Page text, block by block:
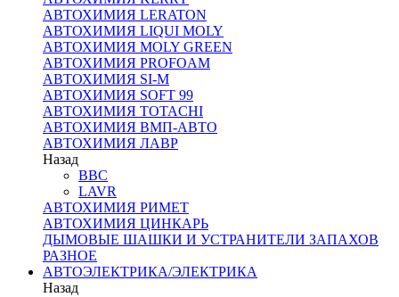
АВТОХИМИЯ LERATON
АВТОХИМИЯ LIQUI MOLY
АВТОХИМИЯ MOLY GREEN
АВТОХИМИЯ PROFOAM
АВТОХИМИЯ SI-M
АВТОХИМИЯ SOFT 99
АВТОХИМИЯ TOTACHI
АВТОХИМИЯ ВМП-АВТО
АВТОХИМИЯ ЛАВР
Назад
BBC
LAVR
АВТОХИМИЯ РИМЕТ
АВТОХИМИЯ ЦИНКАРЬ
ДЫМОВЫЕ ШАШКИ И УСТРАНИТЕЛИ ЗАПАХОВ
РАЗНОЕ
АВТОЭЛЕКТРИКА/ЭЛЕКТРИКА
Назад